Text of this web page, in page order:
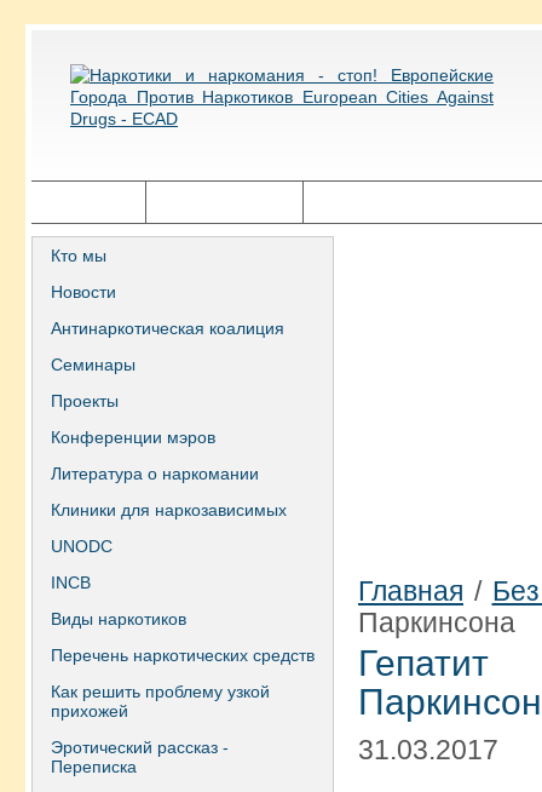
Кто мы
Новости
Антинаркотическая коалиция
Семинары
Проекты
Конференции мэров
Литература о наркомании
Клиники для наркозависимых
UNODC
INCB
Виды наркотиков
Перечень наркотических средств
Как решить проблему узкой
прихожей
Эротический рассказ -
Переписка
Главная /
Паркинсона
31.03.2017